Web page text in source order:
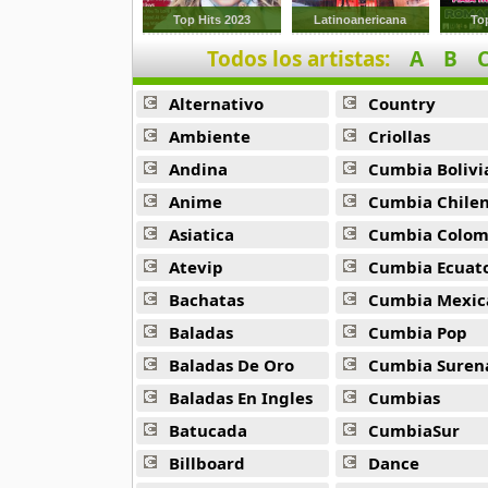
26 músicas online
Barry Manilow
16 músicas online
Beady Eye
16 músicas online
Bee Gees
29 músicas online
Ben Harper
11 músicas online
Billboard
163 músicas online
Black Guayaba
25 músicas online
Top Hits 2023 Latinoanericana
Todos los artistas: A B
Alternativo
Ambiente
Andina
Anime
Asiatica
Atevip
Bachatas
Baladas
Baladas De Oro
Baladas En Ingles
Batucada
Billboard
Country
Criollas
Cumbia
Cumbia
Cumbia
Cumbia
Cumbia
Cumbia Pop
Cumbia
Cumbias
CumbiaSur
Dance